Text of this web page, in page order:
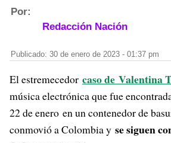
Por:
Redacción Nación
Publicado: 30 de enero de 2023 - 01:37 pm
El estremecedor caso de Valentina
música electrónica que fue
22 de enero en un contenedor de
conmovió a Colombia y se siguen